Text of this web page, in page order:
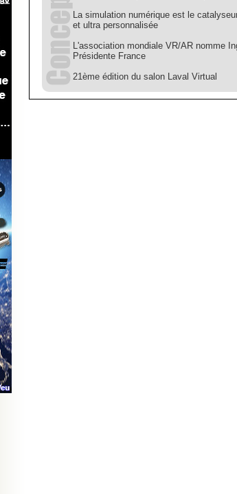
La simulation numérique est le
et ultra personnalisée
L'association mondiale VR/AR nomme
Présidente France
21ème édition du salon Laval Virtual